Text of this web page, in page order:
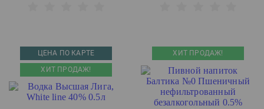
ЦЕНА ПО КАРТЕ
ХИТ ПРОДАЖ!
ХИТ ПРОДАЖ!